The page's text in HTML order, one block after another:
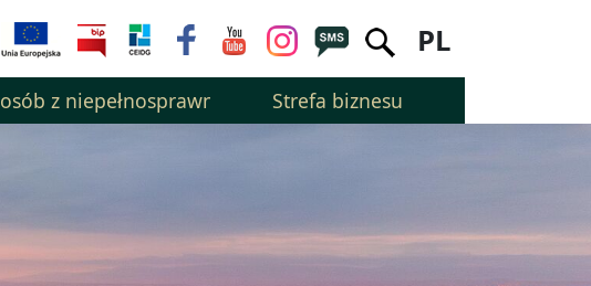
PL
z niepełnosprawnością Strefa biznesu